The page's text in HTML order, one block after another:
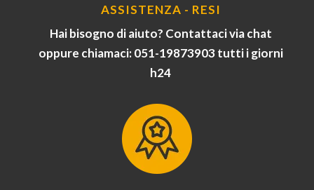
ASSISTENZA - RESI
Hai bisogno di aiuto? Contattaci via chat
oppure chiamaci: 051-19873903 tutti i giorni
h24